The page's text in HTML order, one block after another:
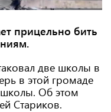
прицельно бить
две школы в
в этой громаде
школы. Об этом
Стариков.